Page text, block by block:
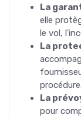
La
elle
le vol,
La
procédure.
La
pour